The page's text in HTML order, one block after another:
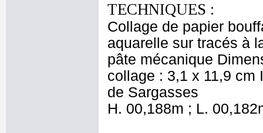
TECHNIQUES :
Collage de papier
aquarelle sur tracés à
pâte mécanique
collage : 3,1 x 11,9 cm
de Sargasses
H. 00,188m ; L.